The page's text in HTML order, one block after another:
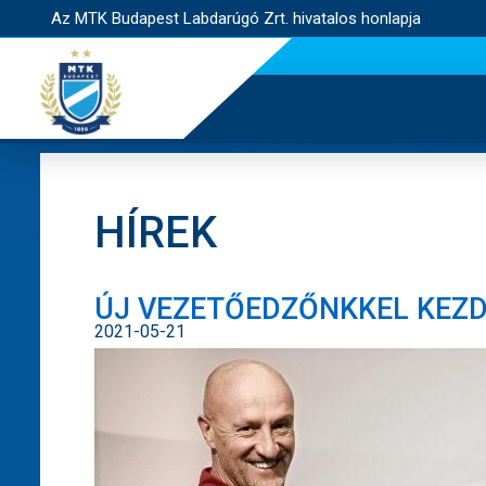
Az MTK Budapest Labdarúgó Zrt. hivatalos honlapja
HÍREK
ÚJ VEZETŐEDZŐNKKEL
2021-05-21